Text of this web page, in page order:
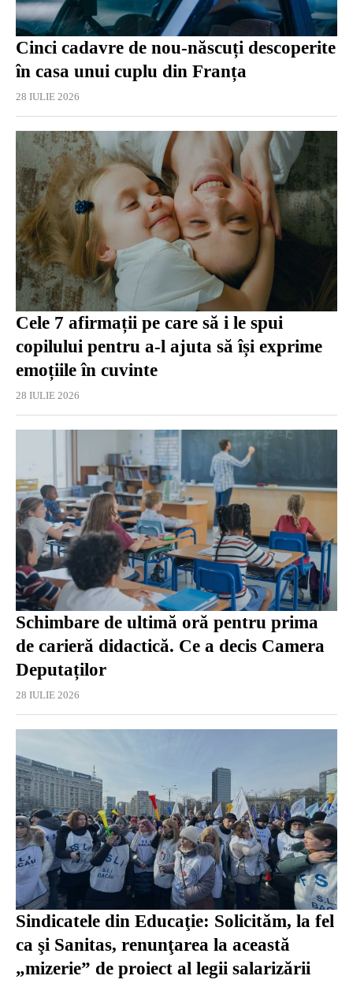
Cinci cadavre de nou-născuți descoperite
în casa unui cuplu din Franța
28 IULIE 2026
Cele 7 afirmații pe care să i le spui
copilului pentru a-l ajuta să își exprime
emoțiile în cuvinte
28 IULIE 2026
Schimbare de ultimă oră pentru prima
de carieră didactică. Ce a decis Camera
Deputaților
28 IULIE 2026
Sindicatele din Educaţie: Solicităm, la fel
ca şi Sanitas, renunţarea la această
„mizerie” de proiect al legii salarizării